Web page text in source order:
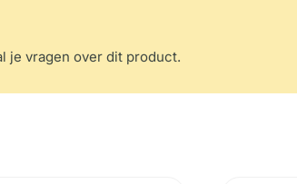
je vragen over dit product.